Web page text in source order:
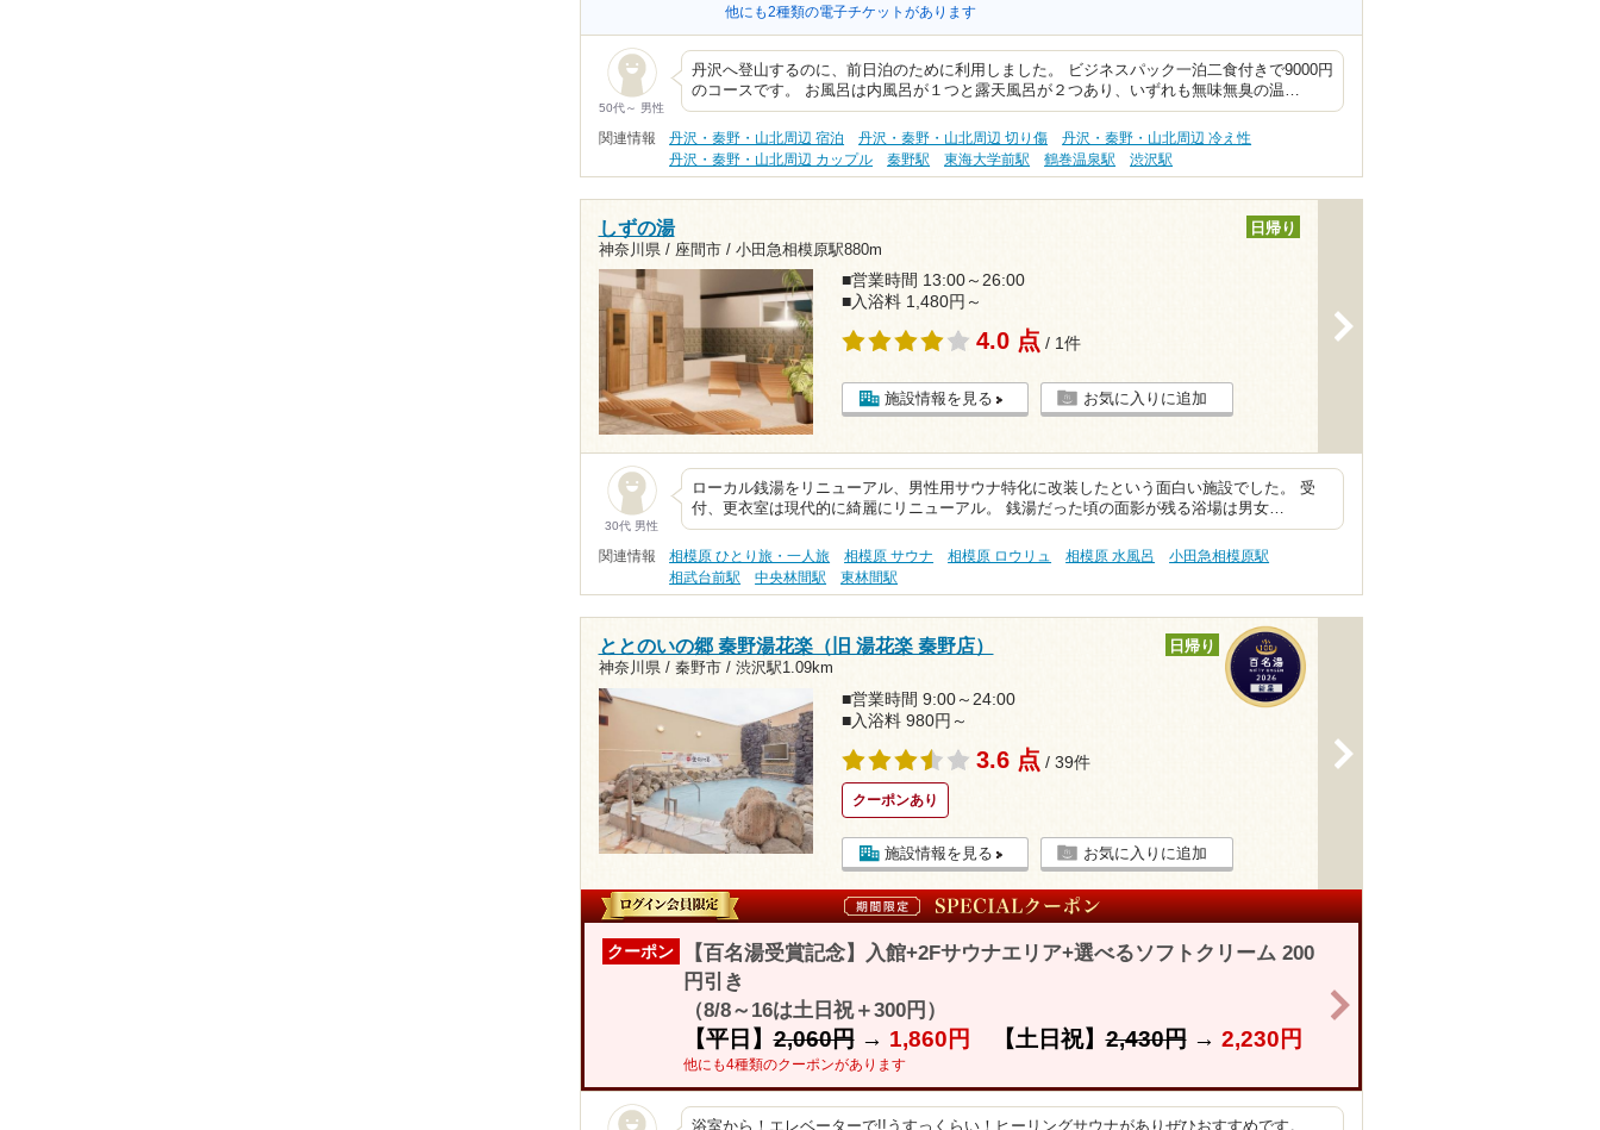
他にも2種類の電子チケットがあります
50代～ 男性
丹沢へ登山するのに、前日泊のために利用しました。 ビジネスパック一泊二食付きで9000円
のコースです。 お風呂は内風呂が１つと露天風呂が２つあり、いずれも無味無臭の温…
関連情報 丹沢・秦野・山北周辺 宿泊 丹沢・秦野・山北周辺 切り傷
丹沢・秦野・山北周辺 冷え性
丹沢・秦野・山北周辺 カップル
秦野駅 東海大学前駅 鶴巻温泉駅 渋沢駅
しずの湯
神奈川県 / 座間市 / 小田急相模原駅880m
日帰り
■営業時間 13:00～26:00
■入浴料 1,480円～
4.0 点 / 1件
施設情報を見る お気に入りに追加
30代 男性
ローカル銭湯をリニューアル、男性用サウナ特化に改装したという面白い施設でした。 受
付、更衣室は現代的に綺麗にリニューアル。 銭湯だった頃の面影が残る浴場は男女…
関連情報 相模原 ひとり旅・一人旅 相模原 サウナ 相模原 ロウリュ 相模原 水風呂
小田急相模原駅
相武台前駅
中央林間駅 東林間駅
ととのいの郷 秦野湯花楽（旧 湯花楽 秦野店）
神奈川県 / 秦野市 / 渋沢駅1.09km
日帰り
■営業時間 9:00～24:00
■入浴料 980円～
3.6 点 / 39件
クーポンあり
施設情報を見る お気に入りに追加
クーポン
【百名湯受賞記念】入館+2Fサウナエリア+選べるソフトクリーム 200
円引き
（8/8～16は土日祝＋300円）
【平日】2,060円→ 1,860円 【土日祝】2,430円→ 2,230円
他にも4種類のクーポンがあります
浴室から！エレベーターで!!うすっくらい！ヒーリングサウナがありぜひおすすめです。